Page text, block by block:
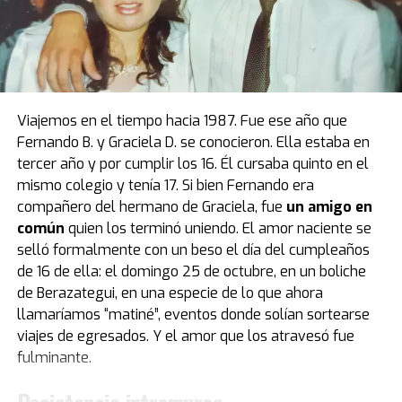
El modelo que protagoniza una de las mejores
anécdotas relacionadas a la vida de Diego estuvo de
visita por primera vez en el país, luego de casi cuatro
décadas de estadía en Europa. Fue el primer obsequio
que recibió “Pelusa” tras conquistar la Copa del Mundo
deMéxico 1986, cortesía del por entonces presidente
del Napoli, Corrado Ferlaino.
El proceso para que las llaves de aquel mítico auto
deportivo llegaran a las manos de Maradona fue
caótico.
Guillermo Coppola, exmanager del Diez, tuvo
que convencer al mismísimo Enzo Ferrari de pintar de
negro un modelo que solo conocía el rojo. Luego,
gestionó la venta del coche en un aeropuerto por un
precio mayor al que había pagado originalmente, con el
fin de reconciliar a Ferlaino con Diego. Algo de esa
historia estuvo presente en Buenos Aires.
Viajemos en el tiempo hacia 1987. Fue ese año que
Fernando B. y Graciela D. se conocieron. Ella estaba en
tercer año y por cumplir los 16. Él cursaba quinto en el
mismo colegio y tenía 17. Si bien Fernando era
compañero del hermano de Graciela, fue un amigo en
común quien los terminó uniendo. El amor naciente se
selló formalmente con un beso el día del cumpleaños
de 16 de ella: el domingo 25 de octubre, en un boliche
de Berazategui, en una especie de lo que ahora
llamaríamos “matiné”, eventos donde solían sortearse
viajes de egresados. Y el amor que los atravesó fue
fulminante.